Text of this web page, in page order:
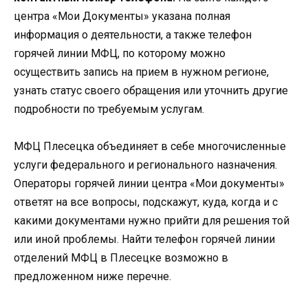
центра «Мои Документы» указана полная
информация о деятельности, а также телефон
горячей линии МФЦ, по которому можно
осуществить запись на прием в нужном регионе,
узнать статус своего обращения или уточнить другие
подробности по требуемым услугам.
МФЦ Плесецка объединяет в себе многочисленные
услуги федерального и регионального назначения.
Операторы горячей линии центра «Мои документы»
ответят на все вопросы, подскажут, куда, когда и с
какими документами нужно прийти для решения той
или иной проблемы. Найти телефон горячей линии
отделений МФЦ в Плесецке возможно в
предложенном ниже перечне.